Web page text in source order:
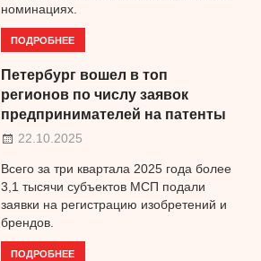
номинациях.
ПОДРОБНЕЕ
Петербург вошел в топ
регионов по числу заявок
предпринимателей на патенты
22.10.2025
Всего за три квартала 2025 года более
3,1 тысячи субъектов МСП подали
заявки на регистрацию изобретений и
брендов.
ПОДРОБНЕЕ